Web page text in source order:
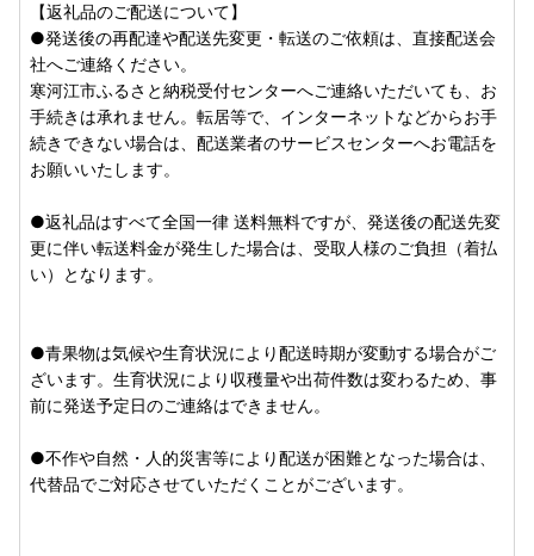
（転送）する場合、転送費用（着払い）が発生いたします。
ご贈答用などご寄附者様と受取人様が異なる場合であって
も、受取人様に着払いでご負担いただくことになります。
お届け先住所をご入力の際には十分にご注意くださいますよ
うお願いいたします。
【詳細はヤマト運輸のＨＰをご確認くださいませ。】
■返礼品について■
間をいただきます。
・「〇月発送」等と記載されている返礼品は、配送時期をず
らしたりすることはできません。
ございます。生育状況により収穫量・発送件数は変わるた
め、事前に具体的な発送予定日を申し上げることは出来ませ
【返礼品のご配送について】
●発送後の再配達や配送先変更・転送のご依頼は、直接配送会
社へご連絡ください。
寒河江市ふるさと納税受付センターへご連絡いただいても、お
手続きは承れません。転居等で、インターネットなどからお手
続きできない場合は、配送業者のサービスセンターへお電話を
お願いいたします。
●返礼品はすべて全国一律 送料無料ですが、発送後の配送先変
更に伴い転送料金が発生した場合は、受取人様のご負担（着払
い）となります。
●青果物は気候や生育状況により配送時期が変動する場合がご
ざいます。生育状況により収穫量や出荷件数は変わるため、事
前に発送予定日のご連絡はできません。
●不作や自然・人的災害等により配送が困難となった場合は、
代替品でご対応させていただくことがございます。